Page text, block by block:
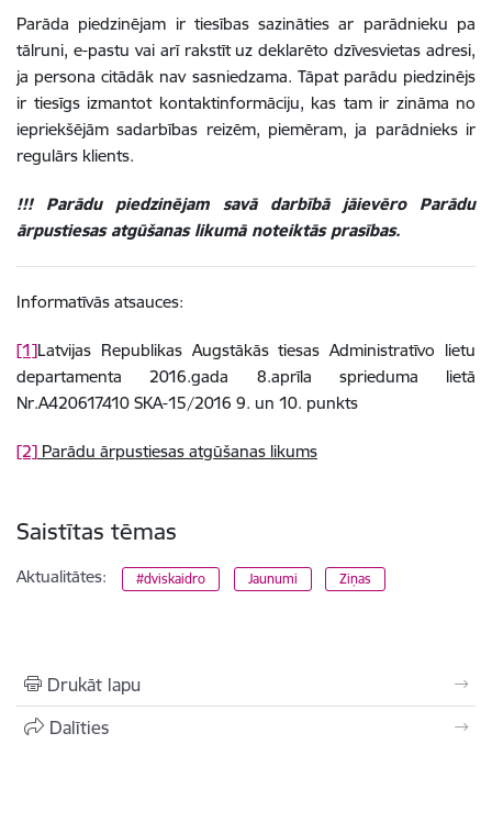
Parāda piedzinējam ir tiesības sazināties ar parādnieku pa
tālruni, e-pastu vai arī rakstīt uz deklarēto dzīvesvietas adresi,
ja persona citādāk nav sasniedzama. Tāpat parādu piedzinējs
ir tiesīgs izmantot kontaktinformāciju, kas tam ir zināma no
iepriekšējām sadarbības reizēm, piemēram, ja parādnieks ir
regulārs klients.
!!! Parādu piedzinējam savā darbībā jāievēro Parādu
ārpustiesas atgūšanas likumā noteiktās prasības.
Informatīvās atsauces:
[1]Latvijas Republikas Augstākās tiesas Administratīvo lietu
departamenta 2016.gada 8.aprīla sprieduma lietā
Nr.A420617410 SKA-15/2016 9. un 10. punkts
[2] Parādu ārpustiesas atgūšanas likums
Saistītas tēmas
Aktualitātes: #dviskaidro Jaunumi Ziņas
Drukāt lapu
Dalīties